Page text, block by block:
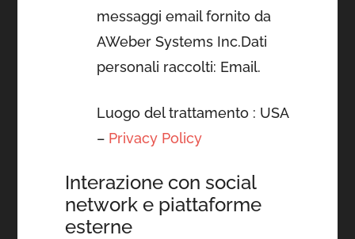
messaggi email fornito da
AWeber Systems Inc.Dati
personali raccolti: Email.
Luogo del trattamento : USA
– Privacy Policy
Interazione con social
network e piattaforme
esterne